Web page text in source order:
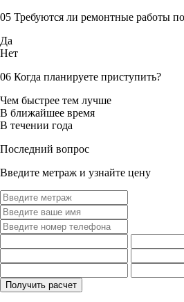
05 Требуются ли ремонтные работы
Да
Нет
06 Когда планируете приступить?
Чем быстрее тем лучше
В ближайшее время
В течении года
Последний вопрос
Введите метраж и узнайте цену